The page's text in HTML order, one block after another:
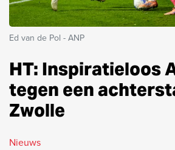
Ed van de Pol - ANP
HT: Inspiratieloos
tegen een
Zwolle
Nieuws